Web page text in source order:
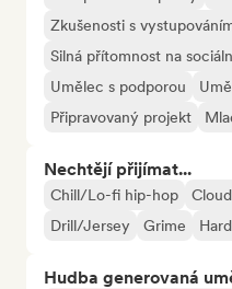
Zkušenosti s
Silná přítomnost na
Umělec s podporou
Připravovaný projekt
Nechtějí přijímat...
Chill/Lo-fi hip-hop
Drill/Jersey
Grime
Hudba generovaná